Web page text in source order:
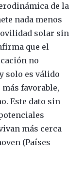
de la
nada menos
solar sin
que el
no
solo es válido
favorable,
Este dato sin
más cerca
(Países